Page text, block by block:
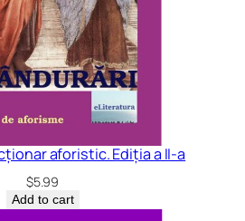
aforistic. Ediția a II-a
$5.99
Add to cart